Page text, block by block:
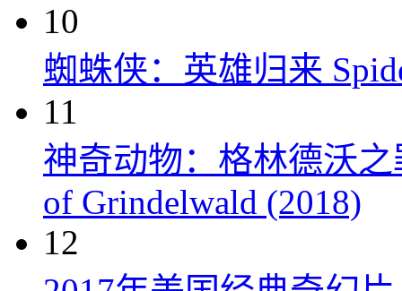
10
蜘蛛侠：英雄归来
11
神奇动物：格林德沃之
of Grindelwald (2018)
12